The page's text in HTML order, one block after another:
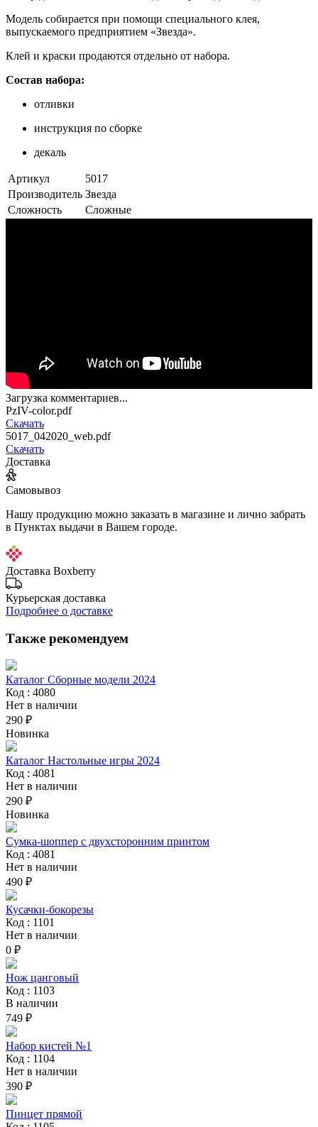
Модель собирается при помощи специального клея,
выпускаемого предприятием «Звезда».
Клей и краски продаются отдельно от набора.
Состав набора:
отливки
инструкция по сборке
декаль
Артикул
5017
Производитель Звезда
Сложность
Сложные
Загрузка комментариев...
PzIV-color.pdf
Скачать
5017_042020_web.pdf
Скачать
Доставка
Самовывоз
Нашу продукцию можно заказать в магазине и лично забрать
в Пунктах выдачи в Вашем городе.
Доставка Boxberry
Курьерская доставка
Подробнее о доставке
Также рекомендуем
Каталог Сборные модели 2024
Код : 4080
Нет в наличии
290 ₽
Новинка
Каталог Настольные игры 2024
Код : 4081
Нет в наличии
290 ₽
Новинка
Сумка-шоппер с двухсторонним принтом
Код : 4081
Нет в наличии
490 ₽
Кусачки-бокорезы
Код : 1101
Нет в наличии
0 ₽
Нож цанговый
Код : 1103
В наличии
749 ₽
Набор кистей №1
Код : 1104
Нет в наличии
390 ₽
Пинцет прямой